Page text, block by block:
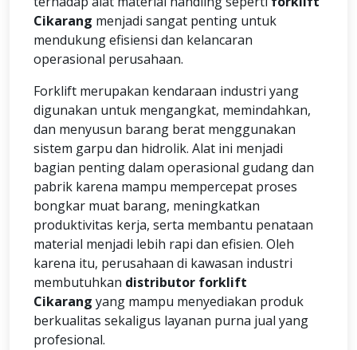
Cikarang menjadi sangat penting untuk
mendukung efisiensi dan kelancaran
operasional perusahaan.
Forklift merupakan kendaraan industri yang
digunakan untuk mengangkat, memindahkan,
dan menyusun barang berat menggunakan
sistem garpu dan hidrolik. Alat ini menjadi
bagian penting dalam operasional gudang dan
pabrik karena mampu mempercepat proses
bongkar muat barang, meningkatkan
produktivitas kerja, serta membantu penataan
material menjadi lebih rapi dan efisien. Oleh
karena itu, perusahaan di kawasan industri
membutuhkan distributor forklift
Cikarang yang mampu menyediakan produk
berkualitas sekaligus layanan purna jual yang
profesional.